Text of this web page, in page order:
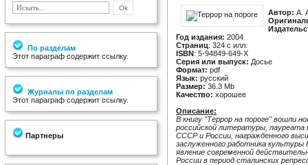
По разделам
Этот параграф содержит ссылку.
Журналы по разделам
Этот параграф содержит ссылку.
Партнеры
Автор: А.
Год издания: 2004
Страниц: 324 с илл.
ISBN: 5-94849-649-Х
Серия или выпуск: Досье
Формат: pdf
Язык: русский
Размер: 36.3 Mb
Качество: хорошее
Описание:
В книгу "Террор на пороге" вошли
российской литературы,
СССР и России, награжденного
заслуженного работника
явление современной
России в период сталинских